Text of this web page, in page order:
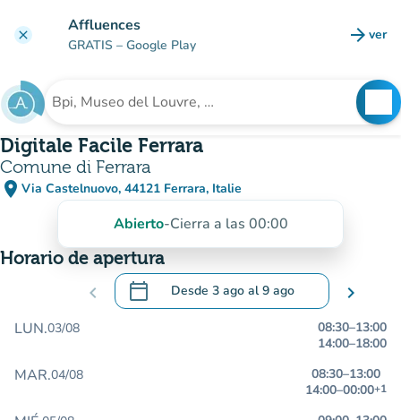
clear Affluences
GRATIS – Google Play arrow_forward ver
Buscar un establecimiento
Digitale Facile Ferrara
Comune di Ferrara
place Via Castelnuovo, 44121 Ferrara, Italie
(abrir en Google Maps)
(nueva pestaña)
Abierto-Cierra a las 00:00
Horario de apertura
chevron_left calendar_today Desde 3 ago al9 ago
.Abra el calendario para cambiar las
chevron_right
LUN.03/08 08:30–13:00
14:00–18:00
MAR.04/08 08:30–13:00
14:00–00:00+1